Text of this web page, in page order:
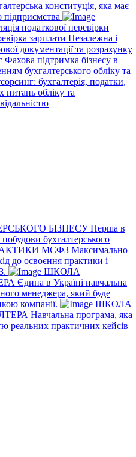
конституція, яка має
податкової перевірки
зарплати Незалежна і
документації та розрахунку
Фахова підтримка бізнесу в
бухгалтерського обліку та
бухгалтерія, податки,
питань обліку та
БІЗНЕСУПерша в
бухгалтерського
МСФЗ Максимально
до освоєння практики і
ШКОЛА
Єдина в Україні навчальна
менеджера, який буде
компанії.
ШКОЛА
Навчальна програма, яка
реальних практичних кейсів